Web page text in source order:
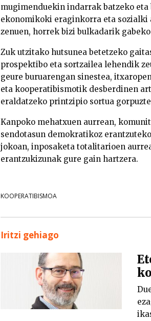
mugimenduekin indarrak batzeko
ekonomikoki eraginkorra eta sozialki
zenuen, horrek bizi bulkadarik
Zuk utzitako hutsunea betetzeko
prospektibo eta sortzailea lehendik
geure buruarengan sinestea,
eta kooperatibismotik desberdinen
eraldatzeko printzipio sortua
Kanpoko mehatxuen aurrean,
sendotasun demokratikoz
jokoan, inposaketa totalitarioen
erantzukizunak gure gain hartzera.
KOOPERATIBISMOA
Iritzi gehiago